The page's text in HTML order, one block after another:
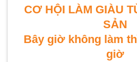
CƠ HỘI LÀM GIÀU
SẢN
Bây giờ không làm
giờ